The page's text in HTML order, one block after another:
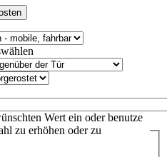
Wert ein oder benutze
zu erhöhen oder zu